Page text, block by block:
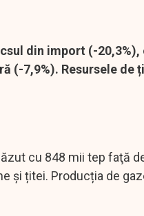
din import (-20,3%),
(-7,9%). Resursele de
cu 848 mii tep faţă
și țitei. Producția de